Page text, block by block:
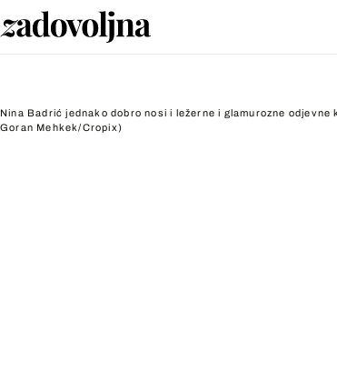
Nina Badrić jednako dobro nosi i ležerne i glamurozne odjevne
Goran Mehkek/Cropix)